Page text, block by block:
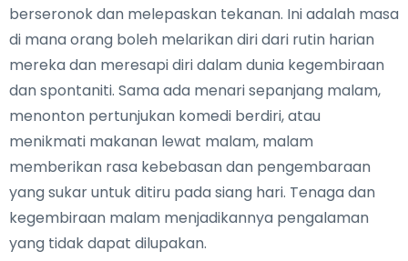
berseronok dan melepaskan tekanan. Ini adalah masa
di mana orang boleh melarikan diri dari rutin harian
mereka dan meresapi diri dalam dunia kegembiraan
dan spontaniti. Sama ada menari sepanjang malam,
menonton pertunjukan komedi berdiri, atau
menikmati makanan lewat malam, malam
memberikan rasa kebebasan dan pengembaraan
yang sukar untuk ditiru pada siang hari. Tenaga dan
kegembiraan malam menjadikannya pengalaman
yang tidak dapat dilupakan.